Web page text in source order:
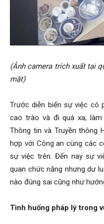
(Ảnh camera trích xuất tại
mặt)
Trước diễn biến sự việc có
cao trào và đi quá xa,
Thông tin và Truyền thông
hợp với Công an cùng các
sự việc trên. Đến nay sự
quan chức năng nhưng dư
nào đúng sai cũng như
Tình huống pháp lý trong